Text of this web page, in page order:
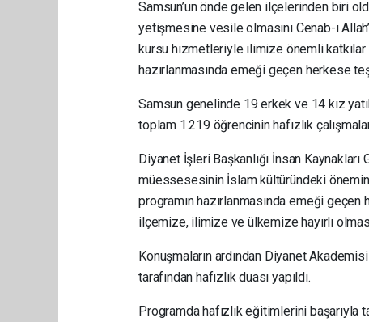
Samsun’un önde gelen ilçelerinden biri
yetişmesine vesile olmasını Cenab-ı
kursu hizmetleriyle ilimize önemli
hazırlanmasında emeği geçen herkese
Samsun genelinde 19 erkek ve 14 kız
toplam 1.219 öğrencinin hafızlık
Diyanet İşleri Başkanlığı İnsan
müessesesinin İslam kültüründeki
programın hazırlanmasında emeği
ilçemize, ilimize ve ülkemize hayırlı
Konuşmaların ardından Diyanet
tarafından hafızlık duası yapıldı.
Programda hafızlık eğitimlerini